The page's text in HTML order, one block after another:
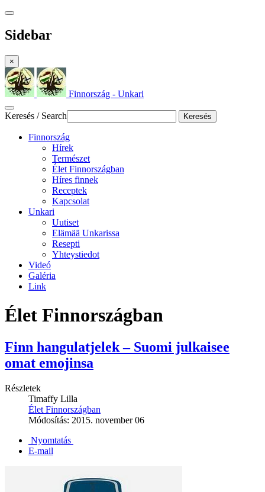
Sidebar
×
Finnország - Unkari
Keresés / Search Keresés
Finnország
Hírek
Természet
Élet Finnországban
Híres finnek
Receptek
Kapcsolat
Unkari
Uutiset
Elämää Unkarissa
Resepti
Yhteystiedot
Videó
Galéria
Link
Élet Finnországban
Finn hangulatjelek – Suomi julkaisee
omat emojinsa
Részletek
Timaffy Lilla
Élet Finnországban
Módosítás: 2015. november 06
Nyomtatás
E-mail